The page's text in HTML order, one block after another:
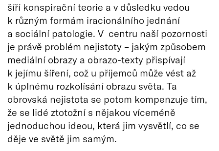
šíří konspirační teorie a v důsledku vedou
k různým formám iracionálního jednání
a sociální patologie. V centru naší pozornosti
je právě problém nejistoty – jakým způsobem
mediální obrazy a obrazo-texty přispívají
k jejímu šíření, což u příjemců může vést až
k úplnému rozkolísání obrazu světa. Ta
obrovská nejistota se potom kompenzuje tím,
že se lidé ztotožní s nějakou víceméně
jednoduchou ideou, která jim vysvětlí, co se
děje ve světě jim samým.